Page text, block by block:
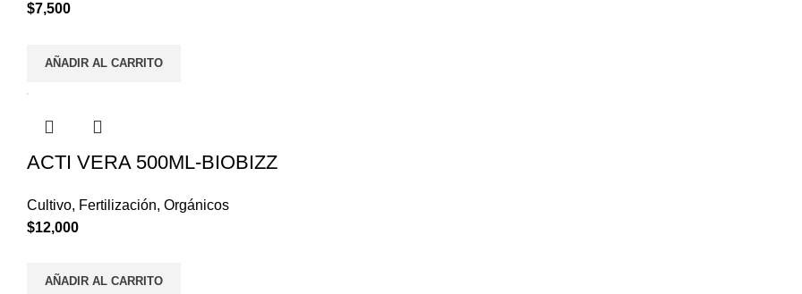
$7,500
AÑADIR AL CARRITO
ACTI VERA 500ML-BIOBIZZ
Cultivo, Fertilización, Orgánicos
$12,000
AÑADIR AL CARRITO